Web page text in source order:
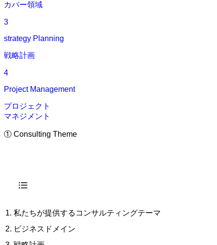
カバー領域
3
strategy Planning
戦略計画
4
Project Management
プロジェクト
マネジメント
① Consulting Theme
私たちが提供するコンサルティングテーマ
ビジネスドメイン